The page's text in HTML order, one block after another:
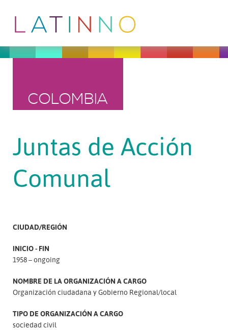
COLOMBIA
Juntas de Acción
Comunal
CIUDAD/REGIÓN
INICIO - FIN
1958 – ongoing
NOMBRE DE LA ORGANIZACIÓN A CARGO
Organización ciudadana y Gobierno Regional/local
TIPO DE ORGANIZACIÓN A CARGO
sociedad civil